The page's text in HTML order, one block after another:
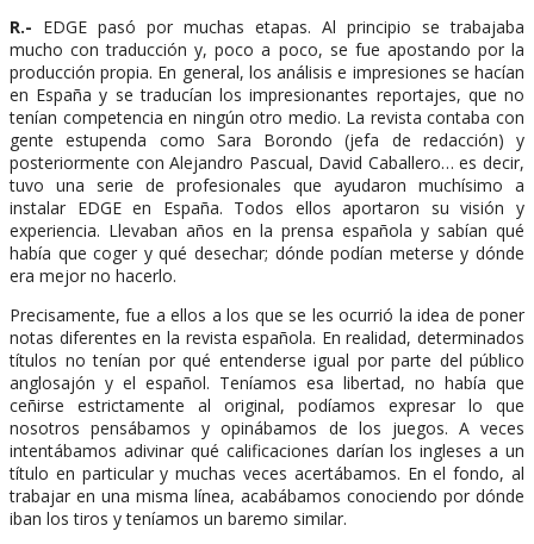
R.- EDGE pasó por muchas etapas. Al principio se trabajaba
mucho con traducción y, poco a poco, se fue apostando por la
producción propia. En general, los análisis e impresiones se hacían
en España y se traducían los impresionantes reportajes, que no
tenían competencia en ningún otro medio. La revista contaba con
gente estupenda como Sara Borondo (jefa de redacción) y
posteriormente con Alejandro Pascual, David Caballero… es decir,
tuvo una serie de profesionales que ayudaron muchísimo a
instalar EDGE en España. Todos ellos aportaron su visión y
experiencia. Llevaban años en la prensa española y sabían qué
había que coger y qué desechar; dónde podían meterse y dónde
era mejor no hacerlo.
Precisamente, fue a ellos a los que se les ocurrió la idea de poner
notas diferentes en la revista española. En realidad, determinados
títulos no tenían por qué entenderse igual por parte del público
anglosajón y el español. Teníamos esa libertad, no había que
ceñirse estrictamente al original, podíamos expresar lo que
nosotros pensábamos y opinábamos de los juegos. A veces
intentábamos adivinar qué calificaciones darían los ingleses a un
título en particular y muchas veces acertábamos. En el fondo, al
trabajar en una misma línea, acabábamos conociendo por dónde
iban los tiros y teníamos un baremo similar.